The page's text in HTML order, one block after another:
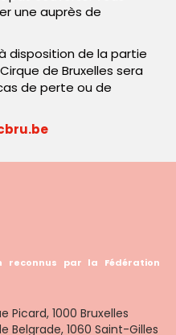
une auprès de
disposition de la partie
de Bruxelles sera
de perte ou de
reconnus par la Fédération
Picard, 1000 Bruxelles
Belgrade, 1060 Saint-Gilles